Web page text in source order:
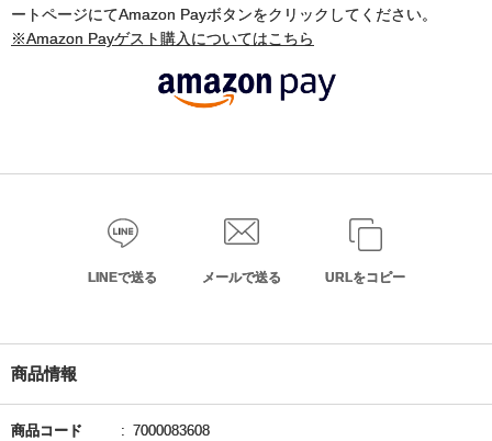
ートページにてAmazon Payボタンをクリックしてください。
※Amazon Payゲスト購入についてはこちら
LINEで送る メールで送る URLをコピー
商品情報
商品コード
7000083608